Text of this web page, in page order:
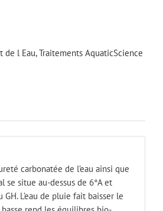
de l Eau,Traitements AquaticScience
carbonatée de l’eau ainsi que
se situe au-dessus de 6°A et
L’eau de pluie fait baisser le